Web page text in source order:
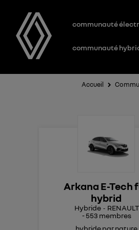
communauté
communauté
Accueil
Arkana E-Tech
hybrid
Hybride
RENAULT
-553 membres
hybride par nature